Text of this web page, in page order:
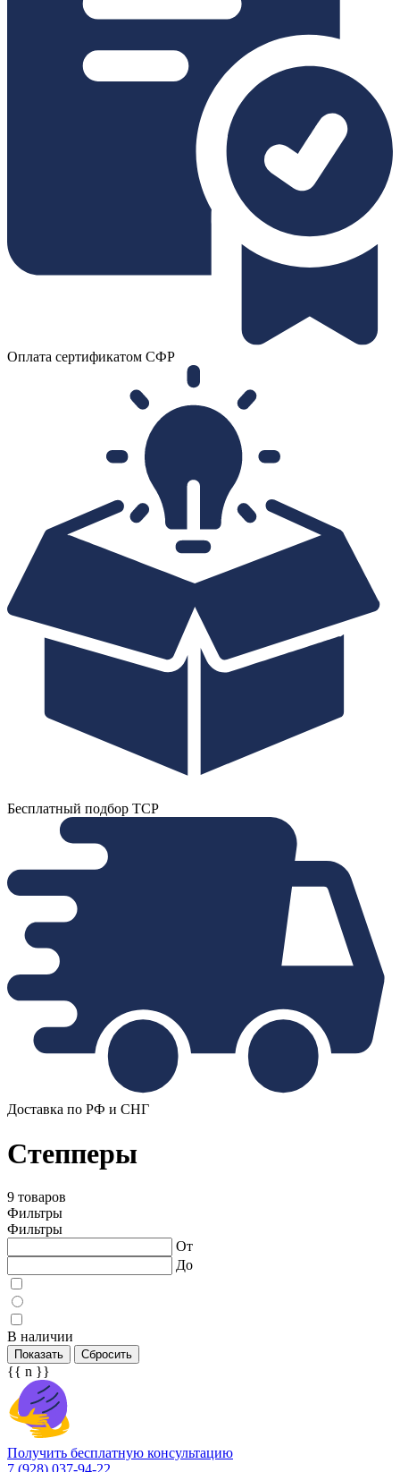
Оплата сертификатом СФР
Бесплатный подбор ТСР
Доставка по РФ и СНГ
Степперы
9 товаров
Фильтры
Фильтры
От
До
В наличии
Показать Сбросить
{{ n }}
Получить бесплатную консультацию